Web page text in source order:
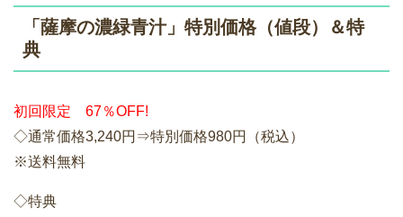
「薩摩の濃緑青汁」特別価格（値段）＆特
典
初回限定 67％OFF!
◇通常価格3,240円⇒特別価格980円（税込）
※送料無料
◇特典